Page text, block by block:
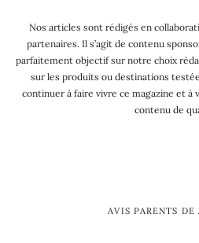
Nos articles sont rédigés en
partenaires. Il s’agit de contenu
parfaitement objectif sur notre choix
sur les produits ou destinations
continuer à faire vivre ce magazine et
contenu de
AVIS PARENTS DE